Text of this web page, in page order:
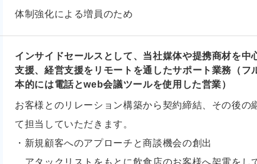
体制強化による増員のため
インサイドセールスとして、当社媒体や提携商材を中
支援、経営支援をリモートを通したサポート業務（フ
本的には電話とweb会議ツールを使用した営業）
お客様とのリレーション構築から契約締結、その後の
て担当していただきます。
・新規顧客へのアプローチと商談機会の創出
アタックリストをもとに飲食店のお客様へ架電をし